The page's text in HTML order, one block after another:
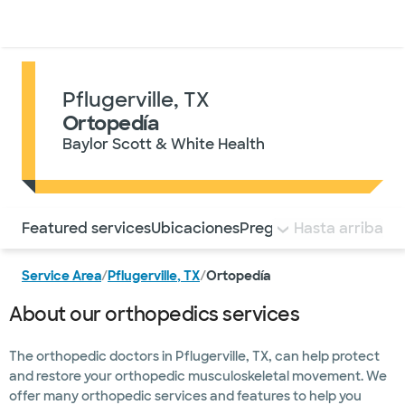
Pflugerville, TX
Ortopedía
Baylor Scott & White Health
Utilice esta navegación para saltar rápidamente a
Featured servicesUbicacionesPreguntas frecuentes
Hasta arriba
Service Area/Pflugerville, TX/Ortopedía
About our orthopedics services
The orthopedic doctors in Pflugerville, TX, can help protect
and restore your orthopedic musculoskeletal movement. We
offer many orthopedic services and features to help you